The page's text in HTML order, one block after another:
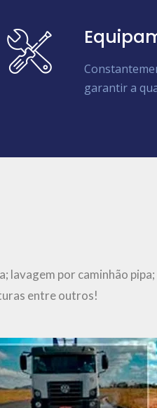
garantir a
lavagem por caminhão pipa;
entre outros!